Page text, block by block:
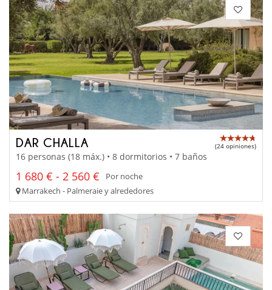
DAR CHALLA (24 opiniones)
16 personas (18 máx.) • 8 dormitorios • 7 baños
1 680 € - 2 560 €
Por noche
Marrakech - Palmeraie y alrededores